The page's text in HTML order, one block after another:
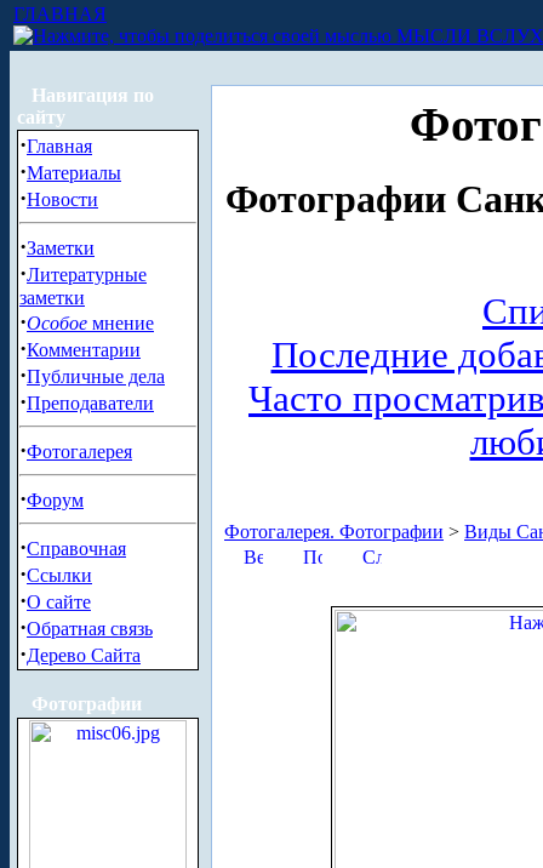
ГЛАВНАЯ
МЫСЛИ ВСЛУХ
Навигация по
сайту
·Главная
·Материалы
·Новости
·Заметки
·Литературные
заметки
·Особое мнение
·Комментарии
·Публичные дела
·Преподаватели
·Фотогалерея
·Форум
·Справочная
·Ссылки
·О сайте
·Обратная связь
·Дерево Сайта
Фотографии
Фотографии
Последние
Часто
Фотогалерея. Фотографии > Виды